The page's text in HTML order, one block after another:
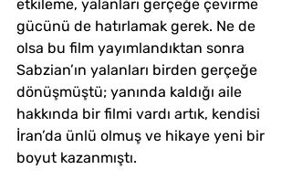
etkileme, yalanları gerçeğe çevirme
gücünü de hatırlamak gerek. Ne de
olsa bu film yayımlandıktan sonra
Sabzian’ın yalanları birden gerçeğe
dönüşmüştü; yanında kaldığı aile
hakkında bir filmi vardı artık, kendisi
İran’da ünlü olmuş ve hikaye yeni bir
boyut kazanmıştı.